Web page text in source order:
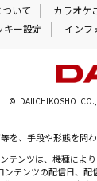
いて カラオケ
キー設定 インフ
© DAIICHIKOSHO
を、手段や形態を問
テンツは、機種によ
ンテンツの配信日、配